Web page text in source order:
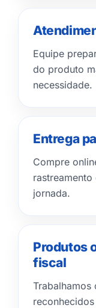
Equipe
do produto
necessidade.
Entrega
Compre
jornada.
Produtos
fiscal